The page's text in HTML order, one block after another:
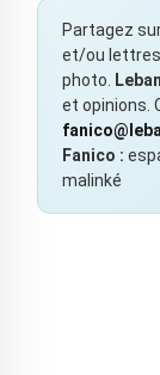
Partagez
et/ou lettres
photo.
et opinions.
Fanico :
malinké